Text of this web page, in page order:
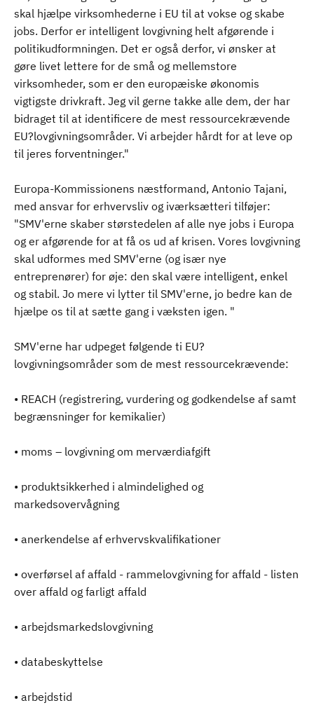
skal hjælpe virksomhederne i EU til at vokse og skabe
jobs. Derfor er intelligent lovgivning helt afgørende i
politikudformningen. Det er også derfor, vi ønsker at
gøre livet lettere for de små og mellemstore
virksomheder, som er den europæiske økonomis
vigtigste drivkraft. Jeg vil gerne takke alle dem, der har
bidraget til at identificere de mest ressourcekrævende
EU?lovgivningsområder. Vi arbejder hårdt for at leve op
til jeres forventninger."
Europa-Kommissionens næstformand, Antonio Tajani,
med ansvar for erhvervsliv og iværksætteri tilføjer:
"SMV'erne skaber størstedelen af alle nye jobs i Europa
og er afgørende for at få os ud af krisen. Vores lovgivning
skal udformes med SMV'erne (og især nye
entreprenører) for øje: den skal være intelligent, enkel
og stabil. Jo mere vi lytter til SMV'erne, jo bedre kan de
hjælpe os til at sætte gang i væksten igen. "
SMV'erne har udpeget følgende ti EU?
lovgivningsområder som de mest ressourcekrævende:
• REACH (registrering, vurdering og godkendelse af samt
begrænsninger for kemikalier)
• moms – lovgivning om merværdiafgift
• produktsikkerhed i almindelighed og
markedsovervågning
• anerkendelse af erhvervskvalifikationer
• overførsel af affald - rammelovgivning for affald - listen
over affald og farligt affald
• arbejdsmarkedslovgivning
• databeskyttelse
• arbejdstid